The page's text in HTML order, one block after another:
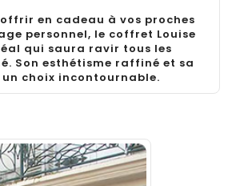
en cadeau à vos proches
personnel, le coffret Louise
qui saura ravir tous les
Son esthétisme raffiné et sa
choix incontournable.